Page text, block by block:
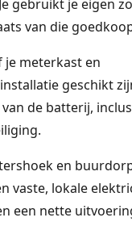
gebruikt je eigen
van die
je meterkast en
geschikt
de batterij,
en
vaste, lokale
een nette